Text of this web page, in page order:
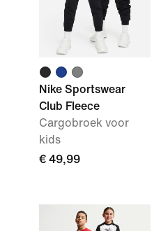
Nike Sportswear
Club Fleece
Cargobroek voor
kids
€ 49,99